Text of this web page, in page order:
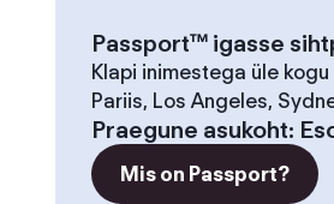
Passport™ igasse
Klapi inimestega üle
Pariis, Los Angeles,
Praegune asukoht:
Mis on Passport?